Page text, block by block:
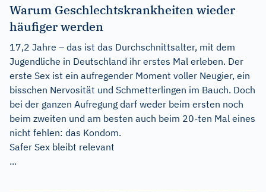
Warum Geschlechtskrankheiten wieder
häufiger werden
17,2 Jahre – das ist das Durchschnittsalter, mit dem
Jugendliche in Deutschland ihr erstes Mal erleben. Der
erste Sex ist ein aufregender Moment voller Neugier, ein
bisschen Nervosität und Schmetterlingen im Bauch. Doch
bei der ganzen Aufregung darf weder beim ersten noch
beim zweiten und am besten auch beim 20-ten Mal eines
nicht fehlen: das Kondom.
Safer Sex bleibt relevant
...